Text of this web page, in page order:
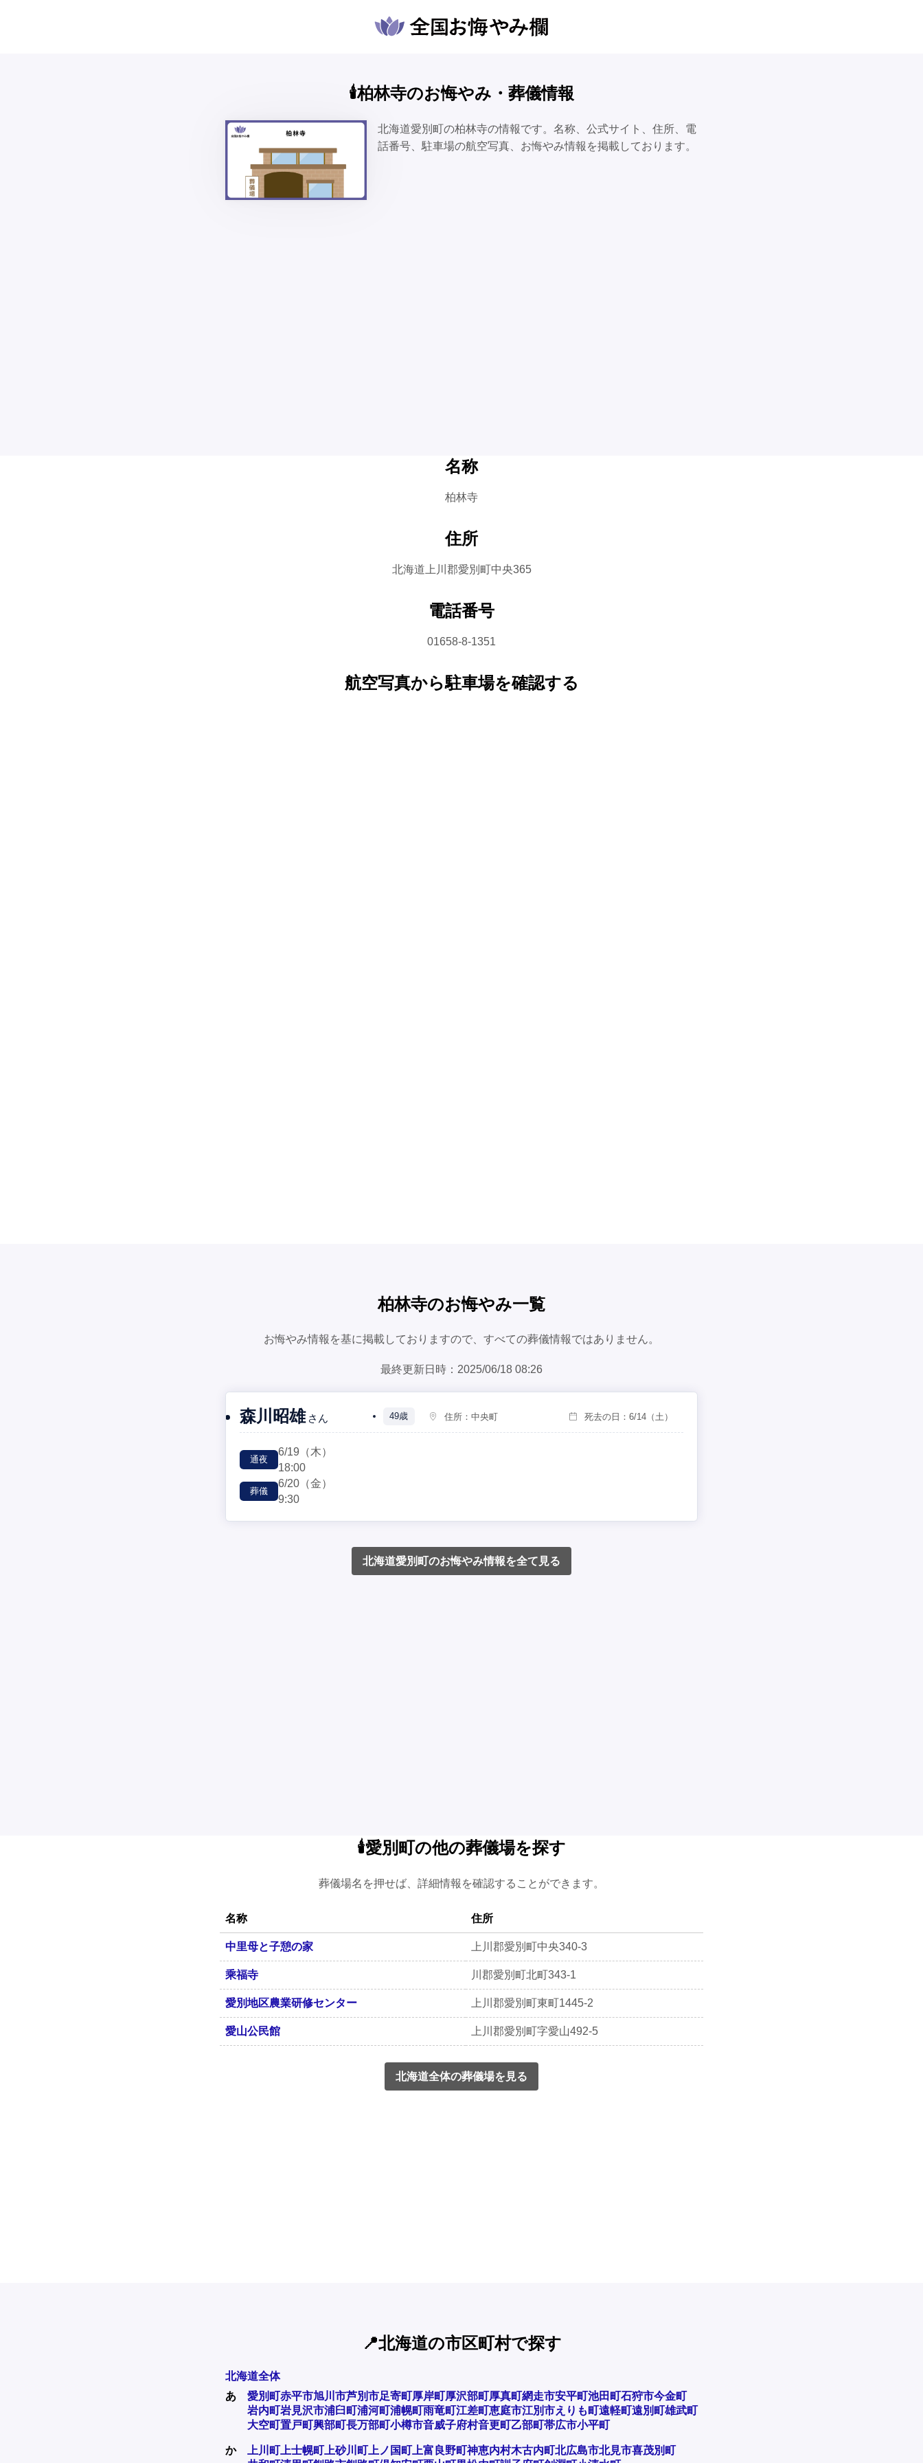
🕯️柏林寺のお悔やみ・葬儀情報
北海道愛別町の柏林寺の情報です。名称、公式サイト、住所、電
話番号、駐車場の航空写真、お悔やみ情報を掲載しております。
名称
柏林寺
住所
北海道上川郡愛別町中央365
電話番号
01658-8-1351
航空写真から駐車場を確認する
柏林寺のお悔やみ一覧
お悔やみ情報を基に掲載しておりますので、すべての葬儀情報ではありません。
最終更新日時：2025/06/18 08:26
森川昭雄 さん 49歳 住所：中央町 死去の日：6/14 （土）
通夜
6/19 （木）
18:00
葬儀
6/20 （金）
9:30
北海道愛別町のお悔やみ情報を全て見る
🕯️愛別町の他の葬儀場を探す
葬儀場名を押せば、詳細情報を確認することができます。
名称 住所
中里母と子憩の家 上川郡愛別町中央340-3
乘福寺 川郡愛別町北町343-1
愛別地区農業研修センター 上川郡愛別町東町1445-2
愛山公民館 上川郡愛別町字愛山492-5
北海道全体の葬儀場を見る
📍北海道の市区町村で探す
北海道全体
あ
愛別町赤平市旭川市芦別市足寄町厚岸町厚沢部町厚真町網走市安平町池田町石狩市今金町
岩内町岩見沢市浦臼町浦河町浦幌町雨竜町江差町恵庭市江別市えりも町遠軽町遠別町雄武町
大空町置戸町興部町長万部町小樽市音威子府村音更町乙部町帯広市小平町
か 上川町上士幌町上砂川町上ノ国町上富良野町神恵内村木古内町北広島市北見市喜茂別町